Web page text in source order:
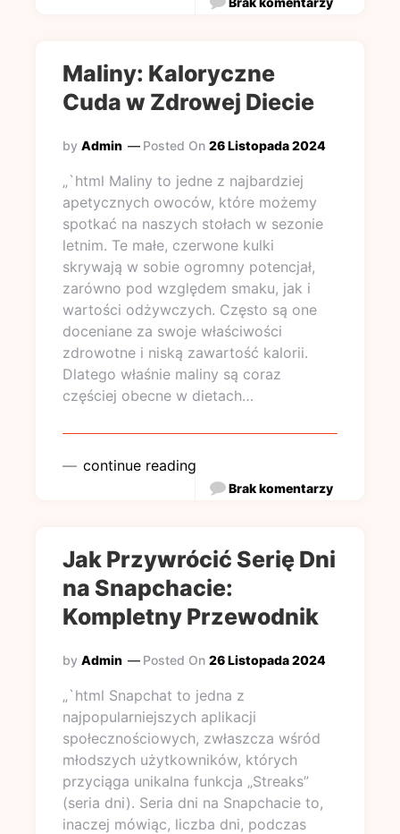
Maliny: Kaloryczne
Cuda w Zdrowej Diecie
by Admin Posted On 26 Listopada 2024
„`html Maliny to jedne z najbardziej
apetycznych owoców, które możemy
spotkać na naszych stołach w sezonie
letnim. Te małe, czerwone kulki
skrywają w sobie ogromny potencjał,
zarówno pod względem smaku, jak i
wartości odżywczych. Często są one
doceniane za swoje właściwości
zdrowotne i niską zawartość kalorii.
Dlatego właśnie maliny są coraz
częściej obecne w dietach…
continue reading
Brak komentarzy
Jak Przywrócić Serię Dni
na Snapchacie:
Kompletny Przewodnik
by Admin Posted On 26 Listopada 2024
„`html Snapchat to jedna z
najpopularniejszych aplikacji
społecznościowych, zwłaszcza wśród
młodszych użytkowników, których
przyciąga unikalna funkcja „Streaks”
(seria dni). Seria dni na Snapchacie to,
inaczej mówiąc, liczba dni, podczas